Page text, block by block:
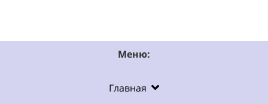
Меню:
Главная